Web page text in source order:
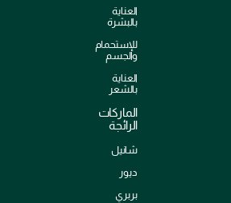
العناية
بالبشرة
للإستحمام
والجسم
العناية
بالشعر
الماركات
الرائجة
شانيل
ديور
بربري